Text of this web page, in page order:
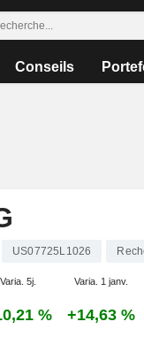
Conseils
US07725L1026
Varia. 5j. Varia. 1 janv.
% +14,63 %